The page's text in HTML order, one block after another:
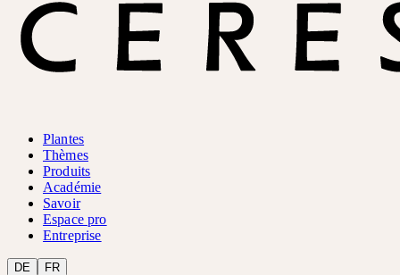
Plantes
Thèmes
Produits
Académie
Savoir
Espace pro
Entreprise
DE FR